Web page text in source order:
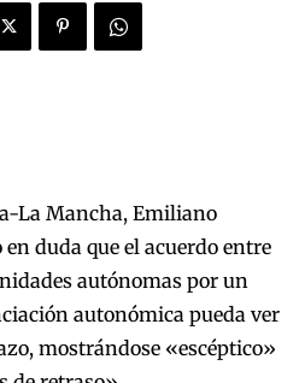
La Mancha, Emiliano
duda que el acuerdo entre
autónomas por un
autonómica pueda ver
mostrándose «escéptico»